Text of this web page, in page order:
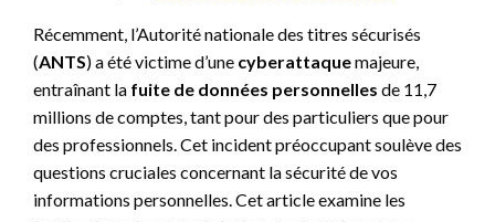
Récemment, l’Autorité nationale des titres sécurisés
(ANTS) a été victime d’une cyberattaquemajeure,
entraînant la fuite de données personnelles de 11,7
millions de comptes, tant pour des particuliers que pour
des professionnels. Cet incident préoccupant soulève des
questions cruciales concernant la sécurité de vos
informations personnelles. Cet article examine les